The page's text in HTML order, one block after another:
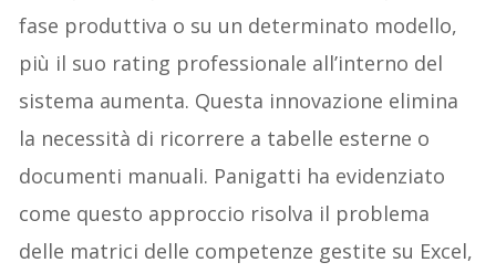
fase produttiva o su un determinato modello,
più il suo rating professionale all’interno del
sistema aumenta. Questa innovazione elimina
la necessità di ricorrere a tabelle esterne o
documenti manuali. Panigatti ha evidenziato
come questo approccio risolva il problema
delle matrici delle competenze gestite su Excel,